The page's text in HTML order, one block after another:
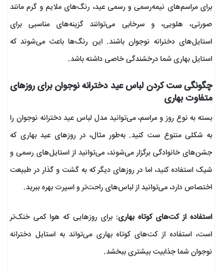
برای مراسم‌های نیمه‌رسمی و رسمی عید، رنگ‌های ملایم و گرم مانند
صورتی، هلویی، و سرخابی می‌توانند گزینه‌های مناسبی برای
استایل‌های دخترانه نوجوان باشند. این رنگ‌ها باعث می‌شوند که
استایل بهاری شما درخشندگی خاصی داشته باشد.
چگونگی ست کردن لباس عید دخترانه نوجوان برای روزهای
متفاوت بهاری
بسته به نوع روز و مراسم، می‌توانید مدل لباس عید دخترانه نوجوان را
به شکلی متنوع ست کنید. به‌طور مثال، در روزهای عید بهاری که
جشن‌های خانوادگی برگزار می‌شوند، می‌توانید از استایل‌های رسمی و
شیک استفاده کنید، اما در روزهای دیگر که به گشت و گذار در طبیعت
اختصاص دارد، می‌توانید از لباس‌های راحت‌تر و اسپرت بهره ببرید.
استفاده از کت‌های کوتاه بهاری: برای روزهایی که هوا کمی خنک‌تر
است، استفاده از کت‌های کوتاه بهاری می‌تواند به استایل دخترانه
نوجوان شما جذابیت بیشتری ببخشد.